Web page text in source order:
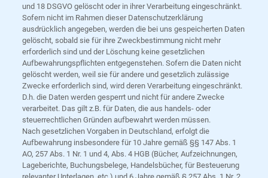
und 18 DSGVO gelöscht oder in ihrer Verarbeitung eingeschränkt.
Sofern nicht im Rahmen dieser Datenschutzerklärung
ausdrücklich angegeben, werden die bei uns gespeicherten Daten
gelöscht, sobald sie für ihre Zweckbestimmung nicht mehr
erforderlich sind und der Löschung keine gesetzlichen
Aufbewahrungspflichten entgegenstehen. Sofern die Daten nicht
gelöscht werden, weil sie für andere und gesetzlich zulässige
Zwecke erforderlich sind, wird deren Verarbeitung eingeschränkt.
D.h. die Daten werden gesperrt und nicht für andere Zwecke
verarbeitet. Das gilt z.B. für Daten, die aus handels- oder
steuerrechtlichen Gründen aufbewahrt werden müssen.
Nach gesetzlichen Vorgaben in Deutschland, erfolgt die
Aufbewahrung insbesondere für 10 Jahre gemäß §§ 147 Abs. 1
AO, 257 Abs. 1 Nr. 1 und 4, Abs. 4 HGB (Bücher, Aufzeichnungen,
Lageberichte, Buchungsbelege, Handelsbücher, für Besteuerung